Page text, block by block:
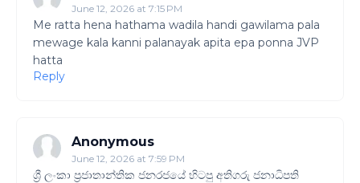
June 12, 2026 at 7:15 PM
Me ratta hena hathama wadila handi gawilama pala
mewage kala kanni palanayak apita epa ponna JVP
hatta
Reply
Anonymous
June 12, 2026 at 7:59 PM
ශ්‍රී ලංකා ප්‍රජාතාන්තික ජනරජයේ හිටපු අතිගරු ජනාධිපති